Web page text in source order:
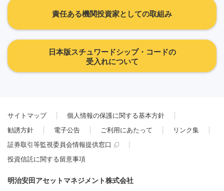
責任ある機関投資家としての取組み
日本版スチュワードシップ・コードの
受入れについて
サイトマップ
個人情報の保護に関する基本方針
勧誘方針
電子公告 ご利用にあたって
リンク集
証券取引等監視委員会情報提供窓口
投資信託に関する留意事項
明治安田アセットマネジメント株式会社